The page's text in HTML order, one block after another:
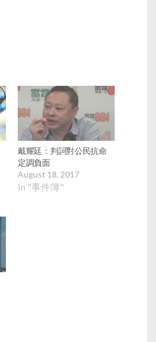
戴耀廷：判詞對公民抗命
定調負面
August 18, 2017
In "事件簿"